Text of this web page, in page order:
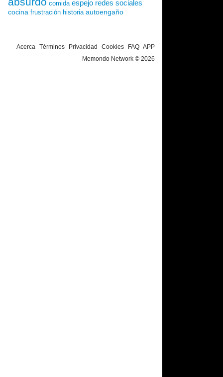
comida espejo redes sociales
cocina frustración historia autoengaño
Acerca Términos Privacidad Cookies FAQ APP
Memondo Network © 2026